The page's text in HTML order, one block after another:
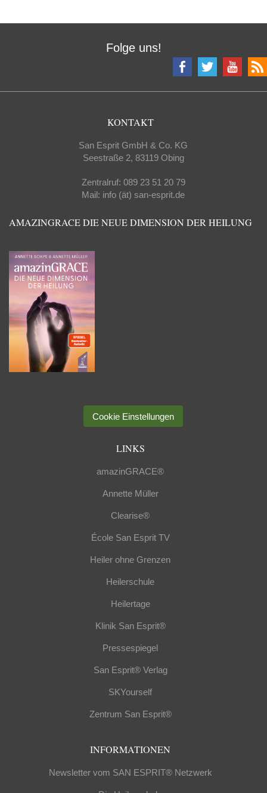
Folge uns!
KONTAKT
San Esprit GmbH & Co. KG
Seestraße 2, 83119 Obing
Zentralruf: 089 23 51 20 79
Mail: info (ät) san-esprit.de
AMAZINGRACE DIE NEUE DIMENSION DER HEILUNG
Cookie Einstellungen
LINKS
amazinGRACE®
Annette Müller
Clearise®
École San Esprit TV
Heiler ohne Grenzen
Heilerschule
Heilertage
Klinik San Esprit®
Pressespiegel
San Esprit® Verlag
SKYourself
Zentrum San Esprit®
INFORMATIONEN
Newsletter vom SAN ESPRIT® Netzwerk